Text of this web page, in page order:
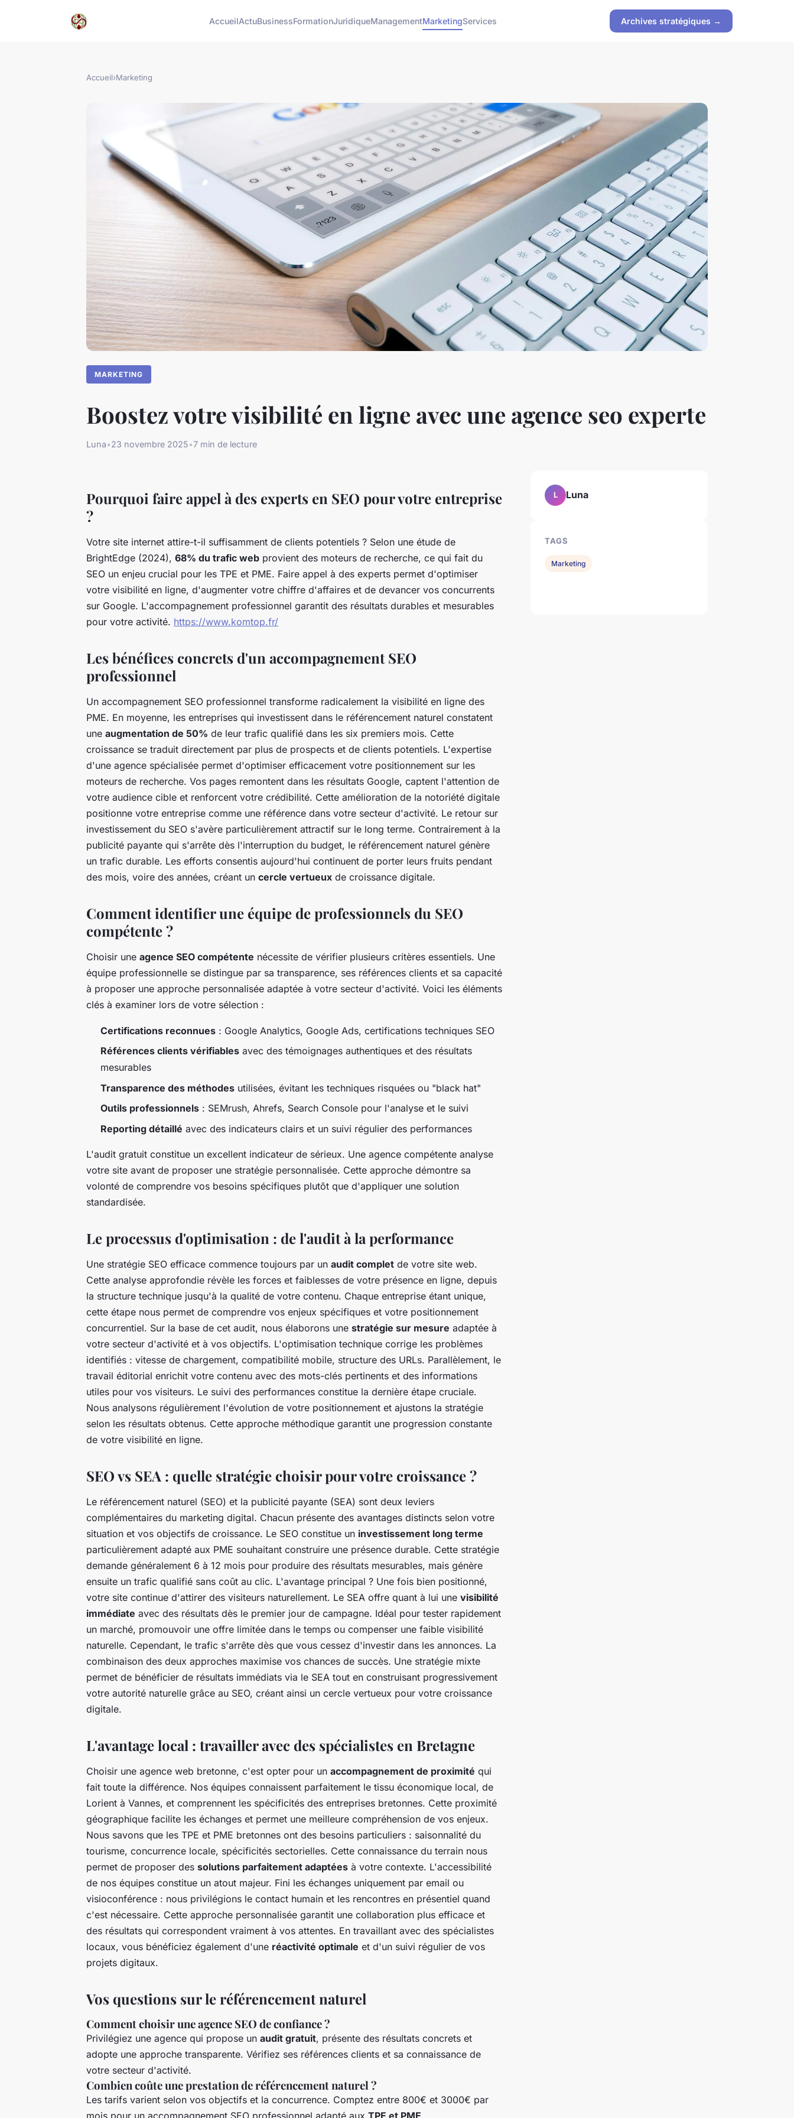
AccueilActuBusinessFormationJuridiqueManagementMarketingServices Archives stratégiques →
Accueil›Marketing
MARKETING
Boostez votre visibilité en ligne avec une agence seo experte
Luna•23 novembre 2025•7 min de lecture
Pourquoi faire appel à des experts en SEO pour votre entreprise
?
Votre site internet attire-t-il suffisamment de clients potentiels ? Selon une étude de
BrightEdge (2024), 68% du trafic web provient des moteurs de recherche, ce qui fait du
SEO un enjeu crucial pour les TPE et PME. Faire appel à des experts permet d'optimiser
votre visibilité en ligne, d'augmenter votre chiffre d'affaires et de devancer vos concurrents
sur Google. L'accompagnement professionnel garantit des résultats durables et mesurables
pour votre activité. https://www.komtop.fr/
Les bénéfices concrets d'un accompagnement SEO
professionnel
Un accompagnement SEO professionnel transforme radicalement la visibilité en ligne des
PME. En moyenne, les entreprises qui investissent dans le référencement naturel constatent
une augmentation de 50% de leur trafic qualifié dans les six premiers mois. Cette
croissance se traduit directement par plus de prospects et de clients potentiels. L'expertise
d'une agence spécialisée permet d'optimiser efficacement votre positionnement sur les
moteurs de recherche. Vos pages remontent dans les résultats Google, captent l'attention de
votre audience cible et renforcent votre crédibilité. Cette amélioration de la notoriété digitale
positionne votre entreprise comme une référence dans votre secteur d'activité. Le retour sur
investissement du SEO s'avère particulièrement attractif sur le long terme. Contrairement à la
publicité payante qui s'arrête dès l'interruption du budget, le référencement naturel génère
un trafic durable. Les efforts consentis aujourd'hui continuent de porter leurs fruits pendant
des mois, voire des années, créant un cercle vertueux de croissance digitale.
Comment identifier une équipe de professionnels du SEO
compétente ?
Choisir une agence SEO compétente nécessite de vérifier plusieurs critères essentiels. Une
équipe professionnelle se distingue par sa transparence, ses références clients et sa capacité
à proposer une approche personnalisée adaptée à votre secteur d'activité. Voici les éléments
clés à examiner lors de votre sélection :
Certifications reconnues : Google Analytics, Google Ads, certifications techniques SEO
Références clients vérifiables avec des témoignages authentiques et des résultats
mesurables
Transparence des méthodes utilisées, évitant les techniques risquées ou "black hat"
Outils professionnels : SEMrush, Ahrefs, Search Console pour l'analyse et le suivi
Reporting détaillé avec des indicateurs clairs et un suivi régulier des performances
L'audit gratuit constitue un excellent indicateur de sérieux. Une agence compétente analyse
votre site avant de proposer une stratégie personnalisée. Cette approche démontre sa
volonté de comprendre vos besoins spécifiques plutôt que d'appliquer une solution
standardisée.
Le processus d'optimisation : de l'audit à la performance
Une stratégie SEO efficace commence toujours par un audit complet de votre site web.
Cette analyse approfondie révèle les forces et faiblesses de votre présence en ligne, depuis
la structure technique jusqu'à la qualité de votre contenu. Chaque entreprise étant unique,
cette étape nous permet de comprendre vos enjeux spécifiques et votre positionnement
concurrentiel. Sur la base de cet audit, nous élaborons une stratégie sur mesure adaptée à
votre secteur d'activité et à vos objectifs. L'optimisation technique corrige les problèmes
identifiés : vitesse de chargement, compatibilité mobile, structure des URLs. Parallèlement, le
travail éditorial enrichit votre contenu avec des mots-clés pertinents et des informations
utiles pour vos visiteurs. Le suivi des performances constitue la dernière étape cruciale.
Nous analysons régulièrement l'évolution de votre positionnement et ajustons la stratégie
selon les résultats obtenus. Cette approche méthodique garantit une progression constante
de votre visibilité en ligne.
SEO vs SEA : quelle stratégie choisir pour votre croissance ?
Le référencement naturel (SEO) et la publicité payante (SEA) sont deux leviers
complémentaires du marketing digital. Chacun présente des avantages distincts selon votre
situation et vos objectifs de croissance. Le SEO constitue un investissement long terme
particulièrement adapté aux PME souhaitant construire une présence durable. Cette stratégie
demande généralement 6 à 12 mois pour produire des résultats mesurables, mais génère
ensuite un trafic qualifié sans coût au clic. L'avantage principal ? Une fois bien positionné,
votre site continue d'attirer des visiteurs naturellement. Le SEA offre quant à lui une visibilité
immédiate avec des résultats dès le premier jour de campagne. Idéal pour tester rapidement
un marché, promouvoir une offre limitée dans le temps ou compenser une faible visibilité
naturelle. Cependant, le trafic s'arrête dès que vous cessez d'investir dans les annonces. La
combinaison des deux approches maximise vos chances de succès. Une stratégie mixte
permet de bénéficier de résultats immédiats via le SEA tout en construisant progressivement
votre autorité naturelle grâce au SEO, créant ainsi un cercle vertueux pour votre croissance
digitale.
L'avantage local : travailler avec des spécialistes en Bretagne
Choisir une agence web bretonne, c'est opter pour un accompagnement de proximité qui
fait toute la différence. Nos équipes connaissent parfaitement le tissu économique local, de
Lorient à Vannes, et comprennent les spécificités des entreprises bretonnes. Cette proximité
géographique facilite les échanges et permet une meilleure compréhension de vos enjeux.
Nous savons que les TPE et PME bretonnes ont des besoins particuliers : saisonnalité du
tourisme, concurrence locale, spécificités sectorielles. Cette connaissance du terrain nous
permet de proposer des solutions parfaitement adaptées à votre contexte. L'accessibilité
de nos équipes constitue un atout majeur. Fini les échanges uniquement par email ou
visioconférence : nous privilégions le contact humain et les rencontres en présentiel quand
c'est nécessaire. Cette approche personnalisée garantit une collaboration plus efficace et
des résultats qui correspondent vraiment à vos attentes. En travaillant avec des spécialistes
locaux, vous bénéficiez également d'une réactivité optimale et d'un suivi régulier de vos
projets digitaux.
Vos questions sur le référencement naturel
Comment choisir une agence SEO de confiance ?
Privilégiez une agence qui propose un audit gratuit, présente des résultats concrets et
adopte une approche transparente. Vérifiez ses références clients et sa connaissance de
votre secteur d'activité.
Combien coûte une prestation de référencement naturel ?
Les tarifs varient selon vos objectifs et la concurrence. Comptez entre 800€ et 3000€ par
mois pour un accompagnement SEO professionnel adapté aux TPE et PME
L Luna
TAGS
Marketing